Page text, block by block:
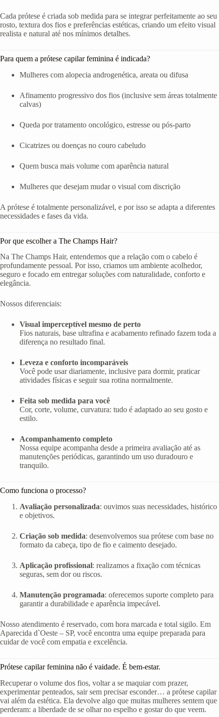
Cada prótese é criada sob medida para se integrar perfeitamente ao seu
rosto, textura dos fios e preferências estéticas, criando um efeito visual
realista e natural até nos mínimos detalhes.
Para quem a prótese capilar feminina é indicada?
Mulheres com alopecia androgenética, areata ou difusa
Afinamento progressivo dos fios (inclusive sem áreas totalmente
calvas)
Queda por tratamento oncológico, estresse ou pós-parto
Cicatrizes ou doenças no couro cabeludo
Quem busca mais volume com aparência natural
Mulheres que desejam mudar o visual com discrição
A prótese é totalmente personalizável, e por isso se adapta a diferentes
necessidades e fases da vida.
Por que escolher a The Champs Hair?
Na The Champs Hair, entendemos que a relação com o cabelo é
profundamente pessoal. Por isso, criamos um ambiente acolhedor,
seguro e focado em entregar soluções com naturalidade, conforto e
elegância.
Nossos diferenciais:
Visual imperceptível mesmo de perto
Fios naturais, base ultrafina e acabamento refinado fazem toda a
diferença no resultado final.
Leveza e conforto incomparáveis
Você pode usar diariamente, inclusive para dormir, praticar
atividades físicas e seguir sua rotina normalmente.
Feita sob medida para você
Cor, corte, volume, curvatura: tudo é adaptado ao seu gosto e
estilo.
Acompanhamento completo
Nossa equipe acompanha desde a primeira avaliação até as
manutenções periódicas, garantindo um uso duradouro e
tranquilo.
Como funciona o processo?
Avaliação personalizada: ouvimos suas necessidades, histórico
e objetivos.
Criação sob medida: desenvolvemos sua prótese com base no
formato da cabeça, tipo de fio e caimento desejado.
Aplicação profissional: realizamos a fixação com técnicas
seguras, sem dor ou riscos.
Manutenção programada: oferecemos suporte completo para
garantir a durabilidade e aparência impecável.
Nosso atendimento é reservado, com hora marcada e total sigilo. Em
Aparecida d`Oeste – SP, você encontra uma equipe preparada para
cuidar de você com empatia e excelência.
Prótese capilar feminina não é vaidade. É bem-estar.
Recuperar o volume dos fios, voltar a se maquiar com prazer,
experimentar penteados, sair sem precisar esconder… a prótese capilar
vai além da estética. Ela devolve algo que muitas mulheres sentem que
perderam: a liberdade de se olhar no espelho e gostar do que veem.